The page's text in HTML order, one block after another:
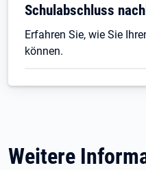
Schulabschluss
Erfahren Sie, wie Sie
können.
Weitere